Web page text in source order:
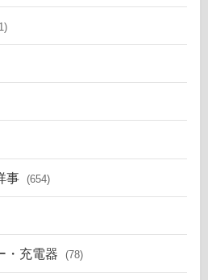
事 (654)
・充電器 (78)